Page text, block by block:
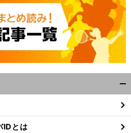
閉
る
IDとは